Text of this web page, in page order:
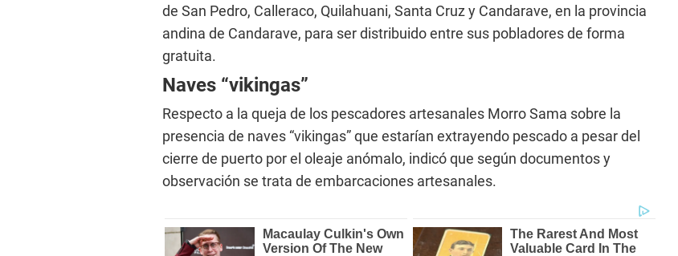
de San Pedro, Calleraco, Quilahuani, Santa Cruz y Candarave, en la provincia
andina de Candarave, para ser distribuido entre sus pobladores de forma
gratuita.
Naves “vikingas”
Respecto a la queja de los pescadores artesanales Morro Sama sobre la
presencia de naves “vikingas” que estarían extrayendo pescado a pesar del
cierre de puerto por el oleaje anómalo, indicó que según documentos y
observación se trata de embarcaciones artesanales.